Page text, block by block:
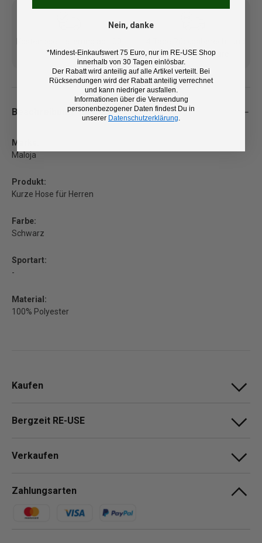
€ (DE/AT)
kostenlose Retoure
Beschreibung
Marke:
Maloja
Produkt:
Kurze Hose für Herren
Farbe:
Schwarz
Sportart:
-
Material:
100% Polyester
Kaufen
Bergzeit RE-USE
Verkaufen
Zahlungsarten
Zahlungsmethoden
Nein, danke
*Mindest-Einkaufswert 75 Euro, nur im RE-USE Shop
innerhalb von 30 Tagen einlösbar.
Der Rabatt wird anteilig auf alle Artikel verteilt. Bei
Rücksendungen wird der Rabatt anteilig verrechnet
und kann niedriger ausfallen.
Informationen über die Verwendung
personenbezogener Daten findest Du in
unserer Datenschutzerklärung